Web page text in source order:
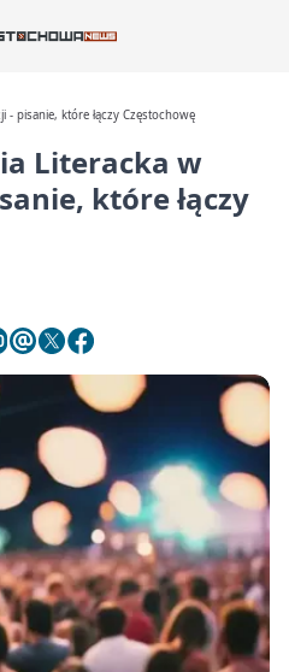
- pisanie, które łączy Częstochowę
Literacka w
które łączy